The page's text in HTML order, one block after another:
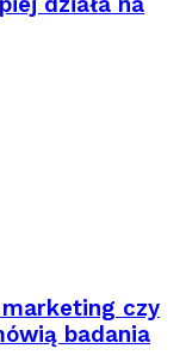
czy
badania